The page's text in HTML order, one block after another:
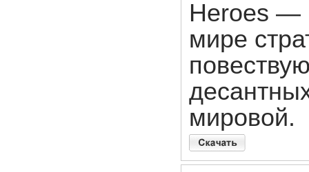
Heroes ―
мире
мировой.